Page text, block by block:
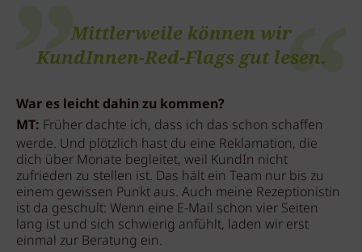
Mittlerweile können wir
KundInnen-Red-Flags gut lesen.
War es leicht dahin zu kommen?
MT: Früher dachte ich, dass ich das schon schaffen
werde. Und plötzlich hast du eine Reklamation, die
dich über Monate begleitet, weil KundIn nicht
zufrieden zu stellen ist. Das hält ein Team nur bis zu
einem gewissen Punkt aus. Auch meine Rezeptionistin
ist da geschult: Wenn eine E-Mail schon vier Seiten
lang ist und sich schwierig anfühlt, laden wir erst
einmal zur Beratung ein.